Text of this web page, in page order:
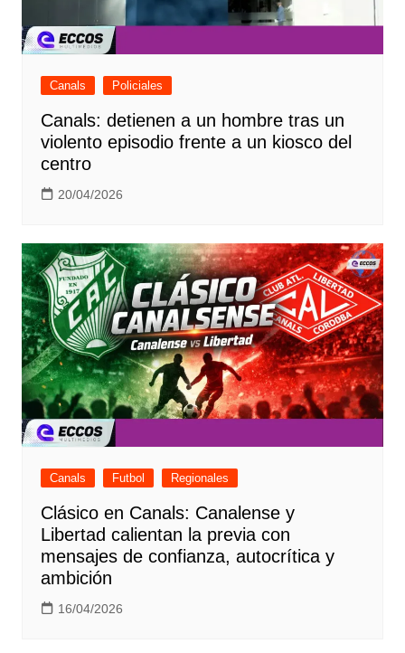
Canals Policiales
Canals: detienen a un hombre tras un
violento episodio frente a un kiosco del
centro
20/04/2026
Canals Futbol Regionales
Clásico en Canals: Canalense y
Libertad calientan la previa con
mensajes de confianza, autocrítica y
ambición
16/04/2026